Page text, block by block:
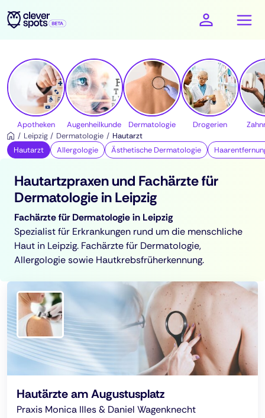
cleverspots - Gesundheit
Apotheken Augenheilkunde Dermatologie Drogerien
Leipzig
Dermatologie
Hautarzt
Hautarzt
Allergologie Ästhetische Dermatologie
Hautartzpraxen und Fachärzte für
Dermatologie in Leipzig
Fachärzte für Dermatologie in Leipzig
Spezialist für Erkrankungen rund um die menschliche
Haut in Leipzig. Fachärzte für Dermatologie,
Allergologie sowie Hautkrebsfrüherkennung.
Hautärzte am Augustusplatz
Praxis Monica Illes & Daniel Wagenknecht